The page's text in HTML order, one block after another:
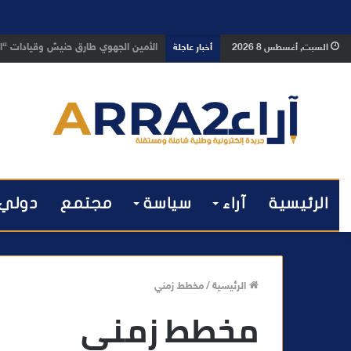
السبت, أغسطس 8 2026 أخبار عاجلة بعد تداول فيديو يوثق العملية..
الرئيسية آراء سياسة مجتمع
الرئيسية/مخطط زمني
مخطط زمني